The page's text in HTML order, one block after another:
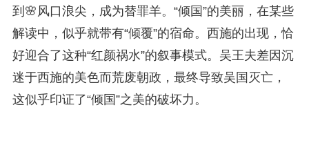
到🌸风口浪尖，成为替罪羊。“倾国”的美丽，在某些
解读中，似乎就带有“倾覆”的宿命。西施的出现，恰
好迎合了这种“红颜祸水”的叙事模式。吴王夫差因沉
迷于西施的美色而荒废朝政，最终导致吴国灭亡，
这似乎印证了“倾国”之美的破坏力。